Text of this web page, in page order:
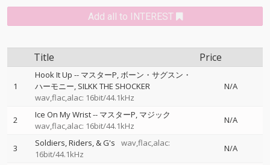
Add all to INTEREST
Title Price
1
Hook It Up -- マスターP ボーン・サグスン・
ハーモニー SILKK THE SHOCKER
wav,flac,alac: 16bit/44.1kHz
N/A
2 Ice On My Wrist-- マスターP マジック
wav,flac,alac: 16bit/44.1kHz
N/A
3 Soldiers, Riders, & G's
wav,flac,alac:
16bit/44.1kHz
N/A